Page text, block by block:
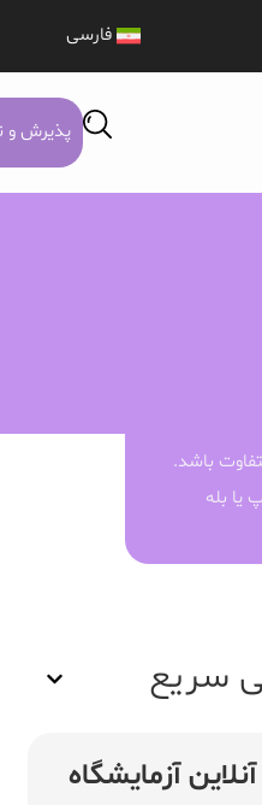
فارسی
پذیرش و
باشد.
یا بله
سریع
آزمایشگاه